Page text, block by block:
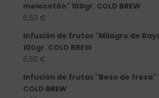
melocotón" 100gr. COLD BREW
6,50 €
Infusión de frutas "Milagro de
100gr. COLD BREW
6,50 €
Infusión de frutas "Beso de fresa"
COLD BREW